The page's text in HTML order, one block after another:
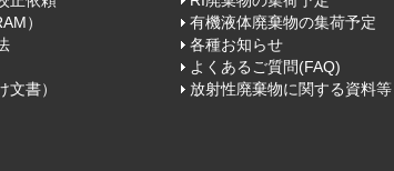
）
書）
有機液体廃棄物の集荷予定
各種お知らせ
よくあるご質問(FAQ)
放射性廃棄物に関する資料等